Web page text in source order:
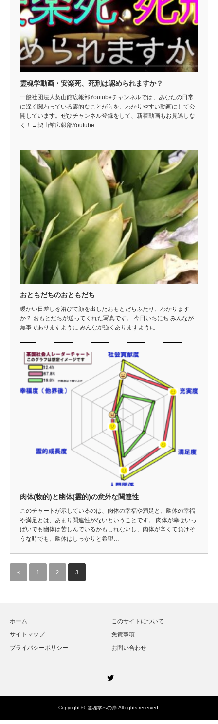
霊魂学動画・安楽死、死刑は認められますか？
一般社団法人契山館広報部Youtubeチャンネルでは、あなたの日常
に深く関わっている霊的なことがらを、わかりやすい動画にして公
開しています。ぜひチャンネル登録をして、新着動画もお見逃しな
く！→契山館広報部Youtube …
おともだちのおともだち
暖かい日差しを浴びて顔を出したおもとだちふたり、わかります
か？ おもとだちが送ってくれた写真です。 今日いちにち みんなが
無事でありますように みんなが強くありますように …
肉体(物的)と幽体(霊的)の意外な関連性
このチャートが示しているのは、肉体の幸福や満足と、幽体の幸福
や満足とは、あまり関連性がないということです。 肉体が幸せいっ
ぱいでも幽体は苦しんでいるかもしれないし、肉体が辛くて負けそ
うな時でも、幽体はしっかりと希望…
« 1 2 3
ホーム
このサイトについて
サイトマップ
免責事項
プライバシーポリシー
お問い合わせ
Copyright © 霊魂学への扉 All rights reserved.